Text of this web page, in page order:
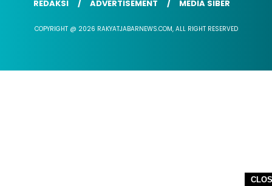
REDAKSI ADVERTISEMENT MEDIA SIBER
COPYRIGHT @ 2026 RAKYATJABARNEWS.COM, ALL RIGHT RESERVED